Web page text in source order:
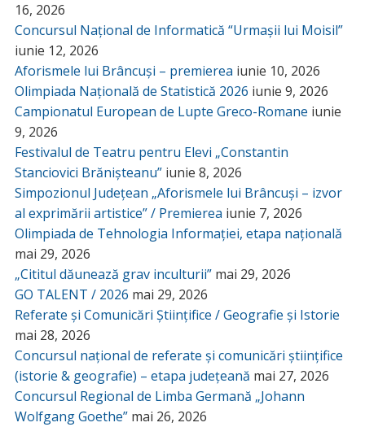
16, 2026
Concursul Național de Informatică “Urmașii lui Moisil”
iunie 12, 2026
Aforismele lui Brâncuși – premierea iunie 10, 2026
Olimpiada Națională de Statistică 2026 iunie 9, 2026
Campionatul European de Lupte Greco-Romane iunie
9, 2026
Festivalul de Teatru pentru Elevi „Constantin
Stanciovici Brănișteanu” iunie 8, 2026
Simpozionul Județean „Aforismele lui Brâncuși – izvor
al exprimării artistice” / Premierea iunie 7, 2026
Olimpiada de Tehnologia Informației, etapa națională
mai 29, 2026
„Cititul dăunează grav inculturii” mai 29, 2026
GO TALENT / 2026 mai 29, 2026
Referate și Comunicări Științifice / Geografie și Istorie
mai 28, 2026
Concursul național de referate și comunicări științifice
(istorie & geografie) – etapa județeană mai 27, 2026
Concursul Regional de Limba Germană „Johann
Wolfgang Goethe” mai 26, 2026